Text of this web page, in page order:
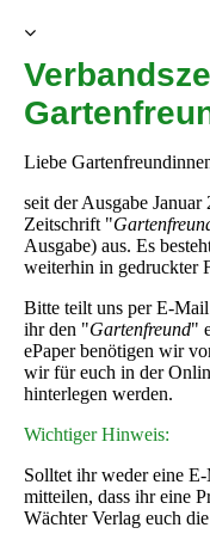
Liebe
seit der Ausgabe
Zeitschrift "
Ausgabe) aus. Es
weiterhin in gedruckter
Bitte teilt uns per E-
ihr den "Gartenfreund"
ePaper benötigen wir
wir für euch in der
hinterlegen werden.
Wichtiger Hinweis:
Solltet ihr weder eine
mitteilen, dass ihr eine
Wächter Verlag euch